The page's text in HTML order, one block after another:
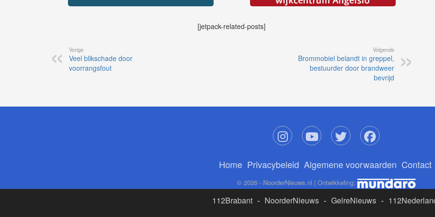
[jetpack-related-posts]
Vorige
Veel blikschade door
voorrangsfout
Volgende
Brommobiel belandt in greppel,
bestuurder door brandweer
bevrijd
Home Privacybeleid Algemene voorwaarden Contact
© 2026 - NoorderNieuws.nl | Ontwikkeling:
112Brabant - NoorderNieuws - GelreNieuws -